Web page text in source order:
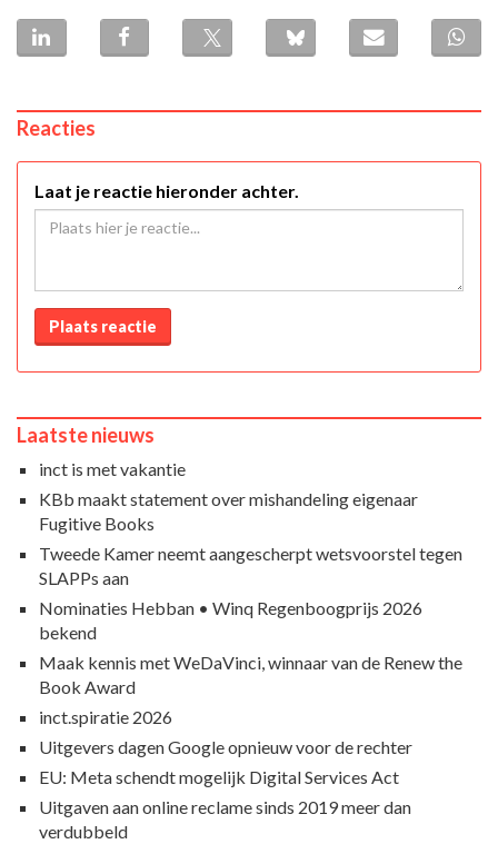
Reacties
Laat je reactie hieronder achter.
Plaats reactie
Laatste nieuws
inct is met vakantie
KBb maakt statement over mishandeling eigenaar
Fugitive Books
Tweede Kamer neemt aangescherpt wetsvoorstel tegen
SLAPPs aan
Nominaties Hebban • Winq Regenboogprijs 2026
bekend
Maak kennis met WeDaVinci, winnaar van de Renew the
Book Award
inct.spiratie 2026
Uitgevers dagen Google opnieuw voor de rechter
EU: Meta schendt mogelijk Digital Services Act
Uitgaven aan online reclame sinds 2019 meer dan
verdubbeld